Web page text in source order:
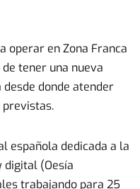
operar en Zona Franca
tener una nueva
donde atender
española dedicada a la
digital (Oesía
trabajando para 25